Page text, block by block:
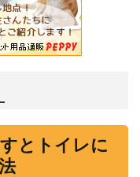
とトイレに